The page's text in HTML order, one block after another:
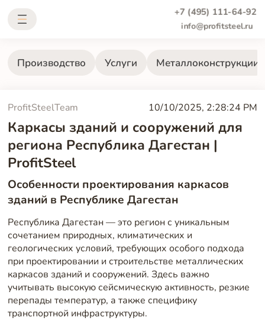
+7 (495) 111-64-92
info@profitsteel.ru
Производство Услуги Металлоконструкции
ProfitSteelTeam 10/10/2025, 2:28:24 PM
Каркасы зданий и сооружений для
региона Республика Дагестан |
ProfitSteel
Особенности проектирования каркасов
зданий в Республике Дагестан
Республика Дагестан — это регион с уникальным
сочетанием природных, климатических и
геологических условий, требующих особого подхода
при проектировании и строительстве металлических
каркасов зданий и сооружений. Здесь важно
учитывать высокую сейсмическую активность, резкие
перепады температур, а также специфику
транспортной инфраструктуры.